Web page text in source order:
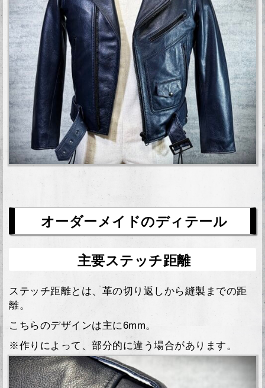
オーダーメイドのディテール
主要ステッチ距離
ステッチ距離とは、革の切り返しから縫製までの距
離。
こちらのデザインは主に6mm。
※作りによって、部分的に違う場合があります。